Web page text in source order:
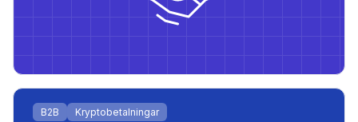
B2B Kryptobetalningar